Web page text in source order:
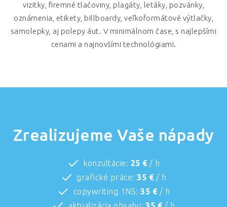
vizitky, firemné tlačoviny, plagáty, letáky, pozvánky,
oznámenia, etikety, billboardy, veľkoformátové výtlačky,
samolepky, aj polepy áut. V minimálnom čase, s najlepšími
cenami a najnovšími technológiami.
Zrealizujeme Vaše nápady
konzultácie: 25 € / h
grafické práce:35 € / h
copywriting 1NS: 35 € / h